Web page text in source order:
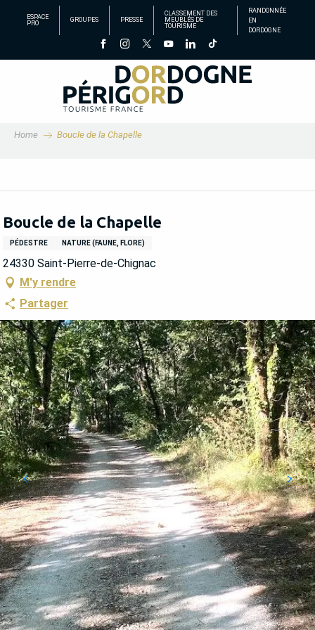
principal
ESPACE
PRO
GROUPES PRESSE
CLASSEMENT DES
MEUBLÉS DE
TOURISME
RANDONNÉE
EN
DORDOGNE
Home Boucle de la Chapelle
Boucle de la Chapelle
PÉDESTRE NATURE (FAUNE, FLORE)
24330 Saint-Pierre-de-Chignac
M'y rendre
Partager